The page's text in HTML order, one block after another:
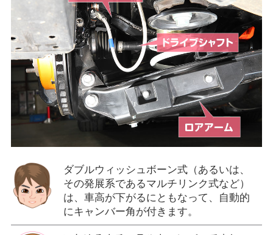
ダブルウィッシュボーン式（あるいは、
その発展系であるマルチリンク式など）
は、車高が下がるにともなって、自動的
にキャンバー角が付きます。